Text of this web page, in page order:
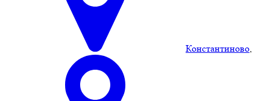
Константиново,